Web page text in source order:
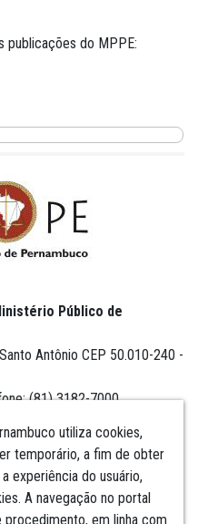
publicações do MPPE:
utiliza cookies,
temporário, a fim de obter
experiência do usuário,
A navegação no portal
em linha com
Público de
Antônio CEP 50.010-240 -
(81) 3182-7000